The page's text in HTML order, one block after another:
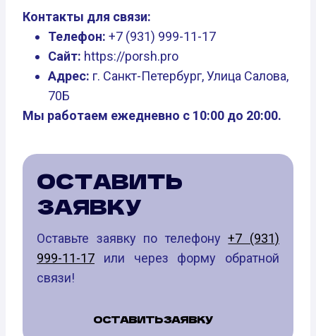
Контакты для связи:
Телефон: +7 (931) 999-11-17
Сайт: https://porsh.pro
Адрес: г. Санкт-Петербург, Улица Салова,
70Б
Мы работаем ежедневно с 10:00 до 20:00.
ОСТАВИТЬ
ЗАЯВКУ
Оставьте заявку по телефону+7 (931)
999-11-17 или через форму обратной
связи!
ОСТАВИТЬ ЗАЯВКУ